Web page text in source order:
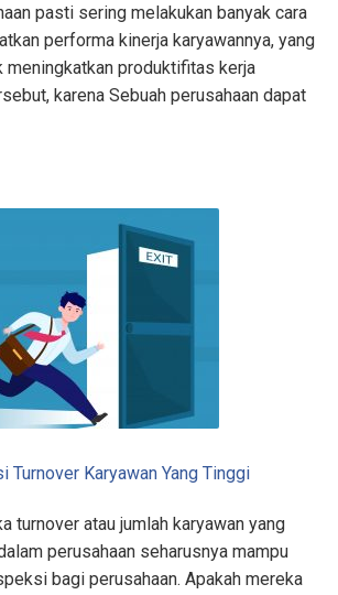
pasti sering melakukan banyak cara
performa kinerja karyawannya, yang
meningkatkan produktifitas kerja
karena Sebuah perusahaan dapat
Turnover Karyawan Yang Tinggi
turnover atau jumlah karyawan yang
perusahaan seharusnya mampu
bagi perusahaan. Apakah mereka